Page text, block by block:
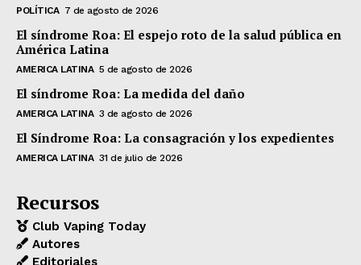
POLÍTICA 7 de agosto de 2026
El síndrome Roa: El espejo roto de la salud pública en
América Latina
AMERICA LATINA 5 de agosto de 2026
El síndrome Roa: La medida del daño
AMERICA LATINA 3 de agosto de 2026
El Síndrome Roa: La consagración y los expedientes
AMERICA LATINA 31 de julio de 2026
Recursos
Club Vaping Today
Autores
Editoriales